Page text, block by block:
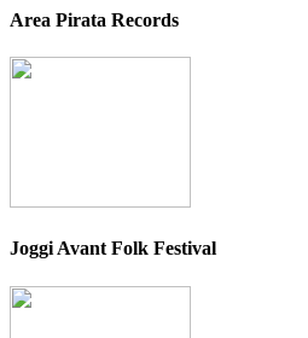
Area Pirata Records
Joggi Avant Folk Festival